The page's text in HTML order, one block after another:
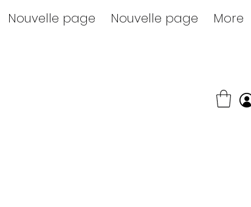
Nouvelle page Nouvelle page More